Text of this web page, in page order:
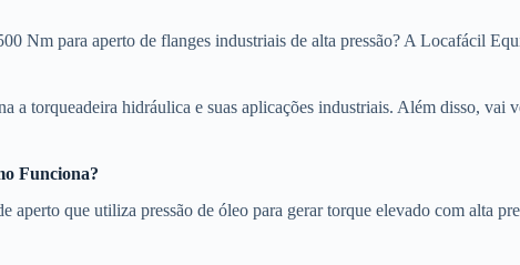
Nm para aperto de flanges industriais de alta pressão? A Locafácil
a torqueadeira hidráulica e suas aplicações industriais. Além disso,
Funciona?
aperto que utiliza pressão de óleo para gerar torque elevado com alta